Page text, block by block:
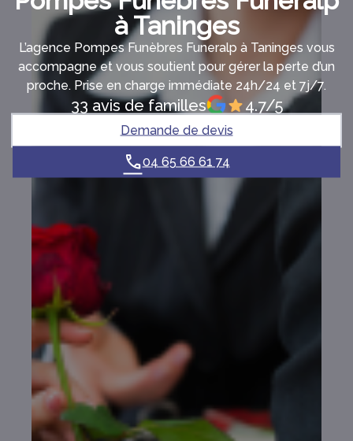
à Taninges
L’agence Pompes Funèbres Funeralp à Taninges vous
accompagne et vous soutient pour gérer la perte d’un
proche. Prise en charge immédiate 24h/24 et 7j/7.
33 avis de familles 4.7/5
Demande de devis
04 65 66 61 74